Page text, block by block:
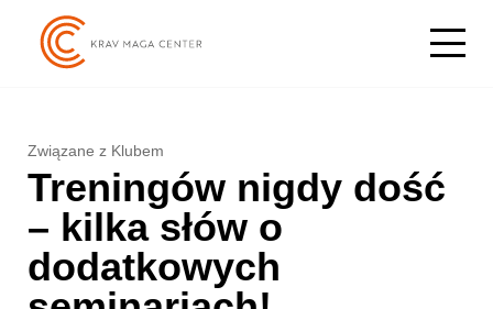
Związane z Klubem
Treningów nigdy dość
– kilka słów o
dodatkowych